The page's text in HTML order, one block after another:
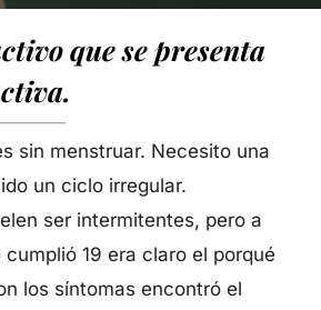
que se presenta
sin menstruar. Necesito una
un ciclo irregular.
ser intermitentes, pero a
19 era claro el porqué
los síntomas encontró el